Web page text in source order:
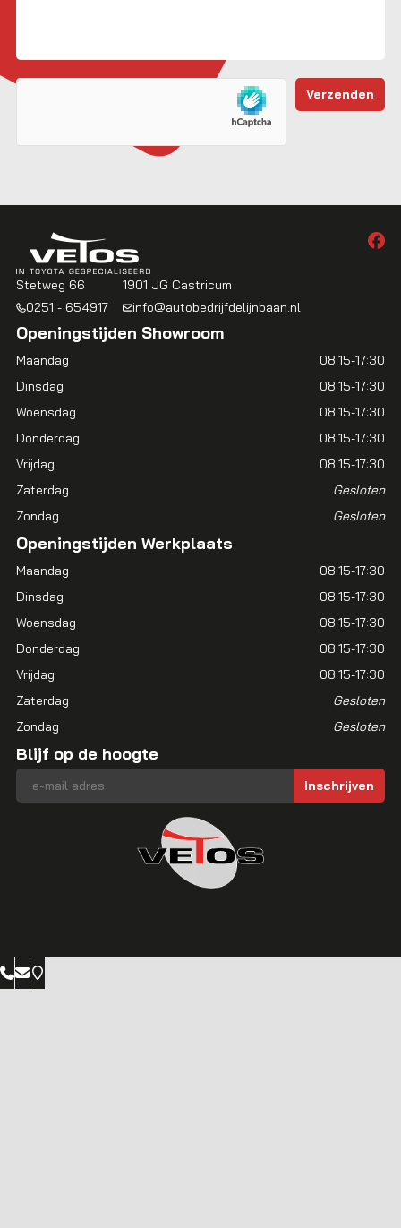
Stetweg 66
1901 JG Castricum
0251 - 654917
info@autobedrijfdelijnbaan.nl
Openingstijden Showroom
Maandag
08:15-17:30
Dinsdag
08:15-17:30
Woensdag
08:15-17:30
Donderdag
08:15-17:30
Vrijdag
08:15-17:30
Zaterdag
Gesloten
Zondag
Gesloten
Openingstijden Werkplaats
Maandag
08:15-17:30
Dinsdag
08:15-17:30
Woensdag
08:15-17:30
Donderdag
08:15-17:30
Vrijdag
08:15-17:30
Zaterdag
Gesloten
Zondag
Gesloten
Blijf op de hoogte
E-mailadres